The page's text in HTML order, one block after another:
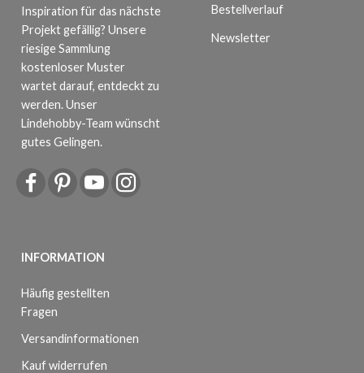
Inspiration für das nächste
Projekt gefällig? Unsere
riesige Sammlung
kostenloser Muster
wartet darauf, entdeckt zu
werden. Unser
Lindehobby-Team wünscht
gutes Gelingen.
INFORMATION
Häufig gestellten
Fragen
Versandinformationen
Kauf widerrufen
Bestellverlauf
Newsletter